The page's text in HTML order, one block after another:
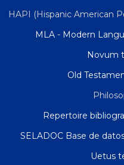
HAPI (Hispanic American
MLA - Modern
Novum
Old
Repertoire
SELADOC Base de
Uetus